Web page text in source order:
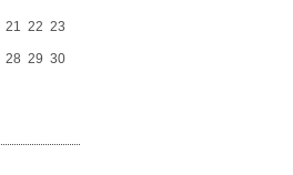
21 22 23
28 29 30